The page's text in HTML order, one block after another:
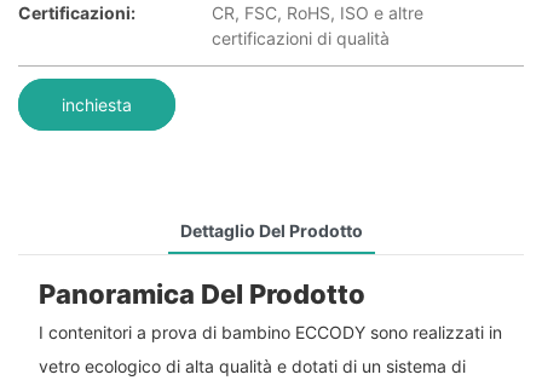
Certificazioni:
CR, FSC, RoHS, ISO e altre
certificazioni di qualità
inchiesta
Dettaglio Del Prodotto
Panoramica Del Prodotto
I contenitori a prova di bambino ECCODY sono realizzati in
vetro ecologico di alta qualità e dotati di un sistema di